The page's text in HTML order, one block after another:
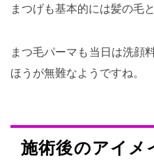
まつげも基本的には髪の毛
まつ毛パーマも当日は洗顔
ほうが無難なようですね。
施術後のアイメ